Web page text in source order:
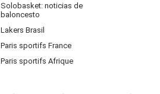
Solobasket: noticias de
baloncesto
Lakers Brasil
Paris sportifs France
Paris sportifs Afrique